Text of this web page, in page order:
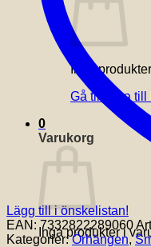
Inga
Gå tillbaka till
0
Varukorg
Inga produkter i
Lägg till i önskelistan!
EAN:7332822289060
Kategorier:Örhängen,